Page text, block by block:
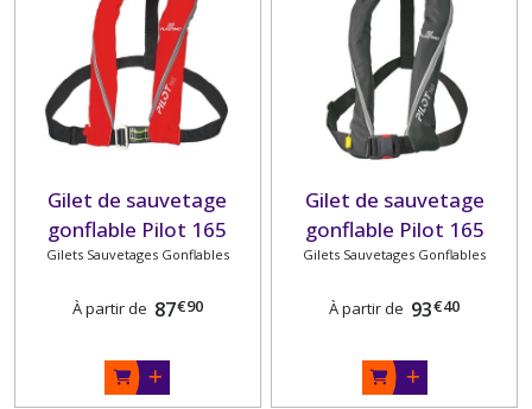
Gilet de sauvetage
gonflable Pilot 165
manuel PLASTIMO
Gilets Sauvetages Gonflables
À partir de 87€90
Gilet de sauvetage
gonflable Pilot 165
automatique PLASTIMO
Gilets Sauvetages Gonflables
À partir de 93€40